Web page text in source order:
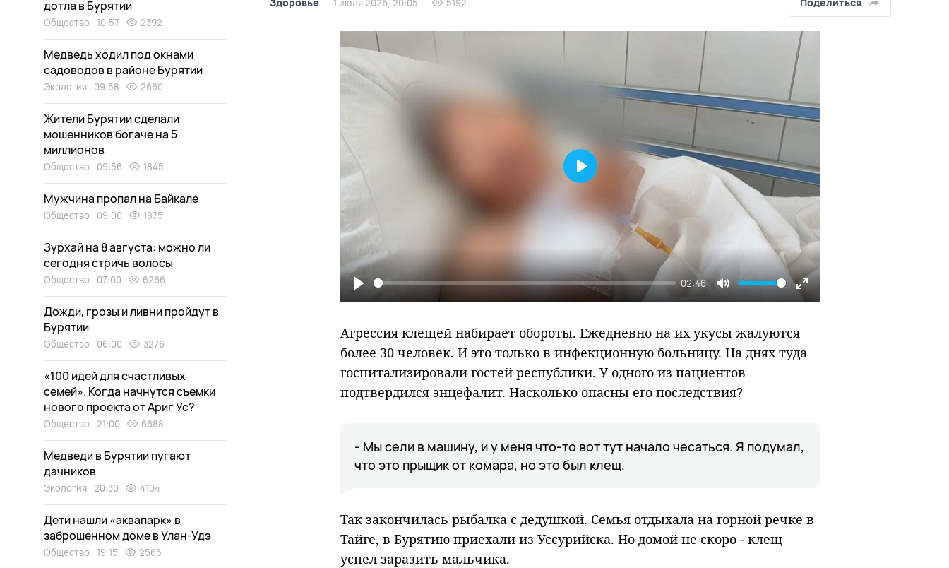
1 июля 2026, 20:05 5192
Play
02:46
Mute
Enter
Play
Агрессия клещей набирает обороты. Ежедневно на их укусы жалуются
более 30 человек. И это только в инфекционную больницу. На днях туда
госпитализировали гостей республики. У одного из пациентов
подтвердился энцефалит. Насколько опасны его последствия?
- Мы сели в машину, и у меня что-то вот тут начало чесаться. Я подумал,
что это прыщик от комара, но это был клещ.
Так закончилась рыбалка с дедушкой. Семья отдыхала на горной речке в
Тайге, в Бурятию приехали из Уссурийска. Но домой не скоро - клещ
успел заразить мальчика.
дотла в Бурятии
Общество 10:57 2392
Медведь ходил под окнами
садоводов в районе Бурятии
Экология 09:58 2660
Жители Бурятии сделали
мошенников богаче на 5
миллионов
Общество 09:56 1845
Мужчина пропал на Байкале
Общество 09:00 1875
Зурхай на 8 августа: можно ли
сегодня стричь волосы
Общество 07:00 6266
Дожди, грозы и ливни пройдут в
Бурятии
Общество 06:00 3276
«100 идей для счастливых
семей». Когда начнутся съемки
нового проекта от Ариг Ус?
Общество 21:00 6688
Медведи в Бурятии пугают
дачников
Экология 20:30 4104
Дети нашли «аквапарк» в
заброшенном доме в Улан-Удэ
Общество 19:15 2565